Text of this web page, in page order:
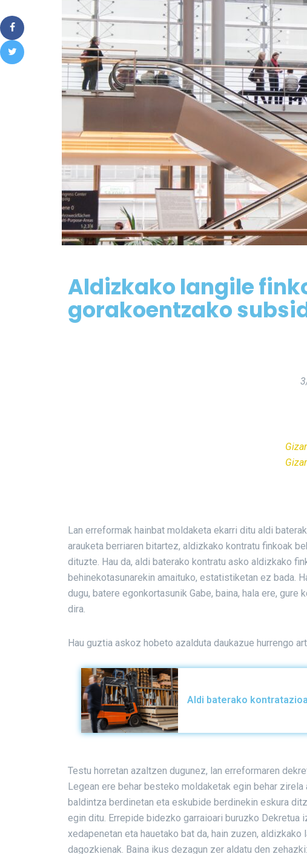
Aldizkako langile
gorakoentzako
Lan erreformak hainbat moldaketa ekarri ditu aldi
arauketa berriaren bitartez, aldizkako kontratu finkoak
dituzte. Hau da, aldi baterako kontratu asko aldizkako
behinekotasunarekin amaituko, estatistiketan ez bada.
dugu, batere egonkortasunik Gabe, baina, hala ere,
dira.
Hau guztia askoz hobeto azalduta daukazue hurrengo
Aldi baterako
Testu horretan azaltzen dugunez, lan erreformaren
Legean ere behar besteko moldaketak egin behar
baldintza berdinetan eta eskubide berdinekin eskura
egin ditu. Errepide bidezko garraioari buruzko Dekretua
xedapenetan eta hauetako bat da, hain zuzen,
dagozkienak. Baina ikus dezagun zer aldatu den zehazki: